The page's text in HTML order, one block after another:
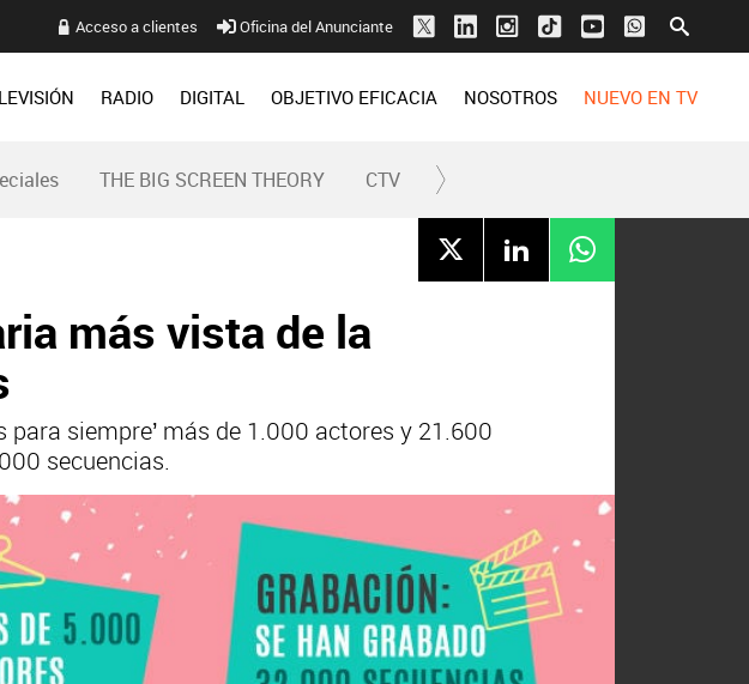
Acceso a clientes Oficina del Anunciante
RADIO DIGITAL OBJETIVO EFICACIA NOSOTROS NUEVO EN TV
THE BIG SCREEN THEORY CTV
más vista de la
para siempre’ más de 1.000 actores y 21.600
secuencias.